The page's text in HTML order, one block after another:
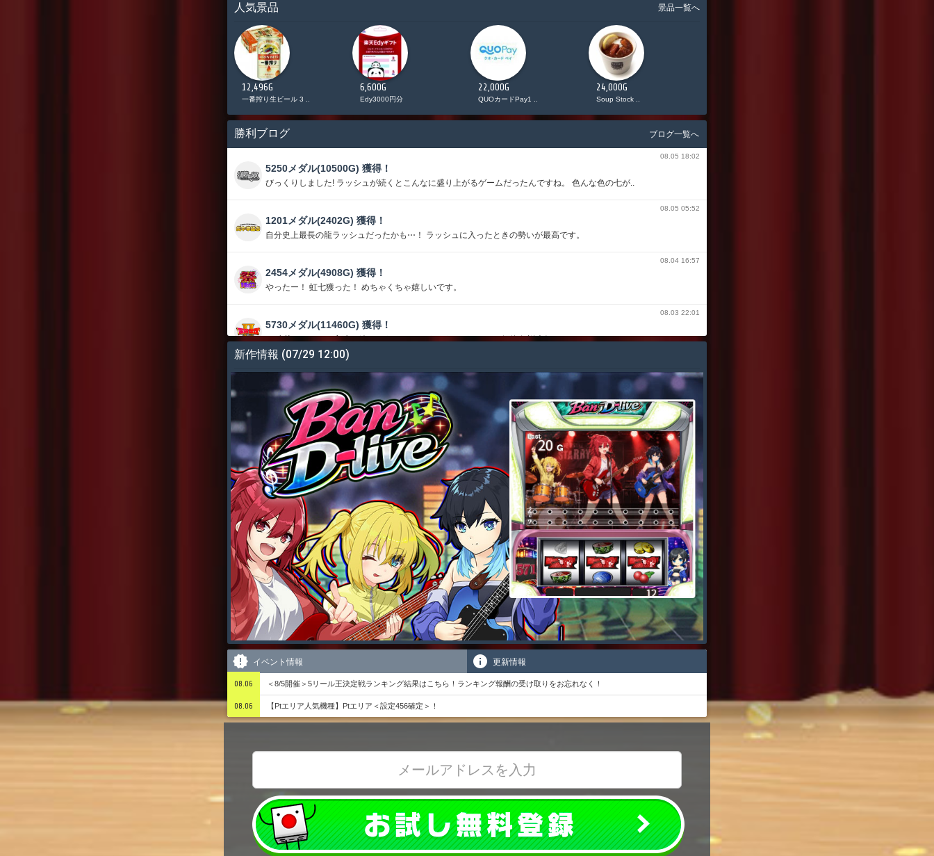
人気景品 景品一覧へ
12,496G
一番搾り生ビール 3 ..
6,600G
Edy3000円分
22,000G
QUOカードPay1 ..
24,000G
Soup Stock ..
勝利ブログ ブログ一覧へ
08.05 18:02
5250メダル(10500G) 獲得！
びっくりしました! ラッシュが続くとこんなに盛り上がるゲームだったんですね。 色んな色の七が..
08.05 05:52
1201メダル(2402G) 獲得！
自分史上最長の龍ラッシュだったかも⋯！ ラッシュに入ったときの勢いが最高です。
08.04 16:57
2454メダル(4908G) 獲得！
やったー！ 虹七獲った！ めちゃくちゃ嬉しいです。
08.03 22:01
5730メダル(11460G) 獲得！
17連荘くらいして永遠に続きそうでした こういうのがあるから深海伝説大好きです
13873メダル(27746G) 獲得！
しーさーがひかったぁ
新作情報 (07/29 12:00)
イベント情報 更新情報
08.06 ＜8/5開催＞5リール王決定戦ランキング結果はこちら！ランキング報酬の受け取りをお忘れなく！
08.06 【Ptエリア人気機種】Ptエリア＜設定456確定＞！